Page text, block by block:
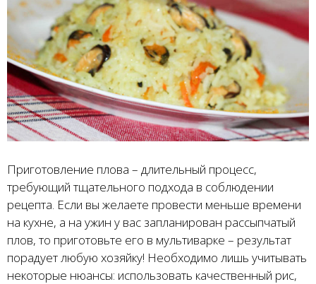
Приготовление плова – длительный процесс,
требующий тщательного подхода в соблюдении
рецепта. Если вы желаете провести меньше времени
на кухне, а на ужин у вас запланирован рассыпчатый
плов, то приготовьте его в мультиварке – результат
порадует любую хозяйку! Необходимо лишь учитывать
некоторые нюансы: использовать качественный рис,